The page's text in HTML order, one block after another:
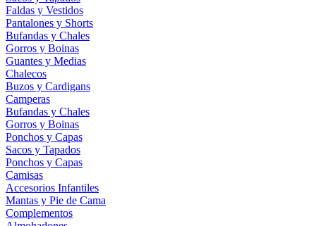
Faldas y Vestidos
Pantalones y Shorts
Bufandas y Chales
Gorros y Boinas
Guantes y Medias
Chalecos
Buzos y Cardigans
Camperas
Bufandas y Chales
Gorros y Boinas
Ponchos y Capas
Sacos y Tapados
Ponchos y Capas
Camisas
Accesorios Infantiles
Mantas y Pie de Cama
Complementos